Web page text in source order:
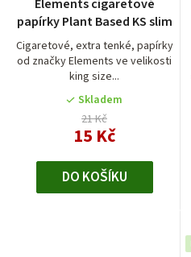
Elements cigaretové
papírky Plant Based KS slim
Cigaretové, extra tenké, papírky
od značky Elements ve velikosti
king size...
hodnocení
produktu
je
5,0
z
5
hvězdiček.
Skladem
21 Kč
15 Kč
DO KOŠÍKU